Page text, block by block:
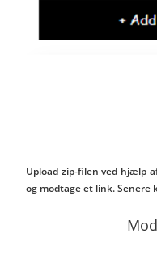
Upload zip-filen ved hjælp
og modtage et link.